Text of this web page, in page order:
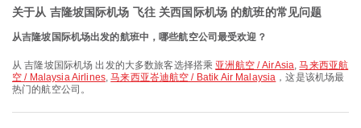
关于从 吉隆坡国际机场 飞往 关西国际机场 的航班的常见问题
从吉隆坡国际机场出发的航班中，哪些航空公司最受欢迎？
从 吉隆坡国际机场 出发的大多数旅客选择搭乘 亚洲航空 / AirAsia,马来西亚航
空 / Malaysia Airlines,马来西亚峇迪航空 / Batik Air Malaysia ，这是该机场最
热门的航空公司。